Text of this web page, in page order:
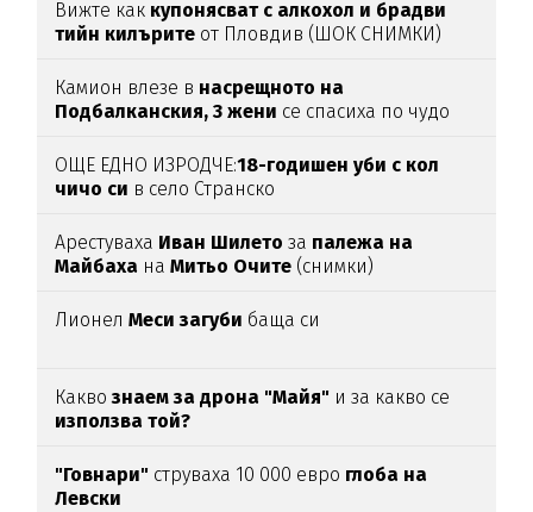
Вижте как купонясват с алкохол и брадви
тийн килърите от Пловдив (ШОК СНИМКИ)
Камион влезе в насрещното на
Подбалканския, 3 жени се спасиха по чудо
ОЩЕ ЕДНО ИЗРОДЧЕ:18-годишен уби с кол
чичо си в село Странско
Арестуваха Иван Шилетоза палежа на
Майбаха наМитьо Очите (снимки)
Лионел Меси загуби баща си
Каквознаем за дрона "Майя" и за какво се
използва той?
"Говнари" струваха 10 000 евро глоба на
Левски